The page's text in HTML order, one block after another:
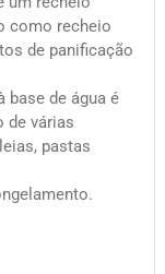
como recheio
de panificação
base de água é
de várias
pastas